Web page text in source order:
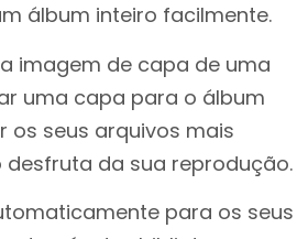
álbum inteiro facilmente.
imagem de capa de uma
uma capa para o álbum
os seus arquivos mais
da sua reprodução.
para os seus